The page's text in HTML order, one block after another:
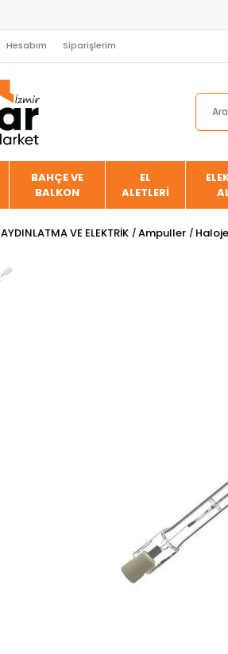
Hesabım Siparişlerim
BAHÇE VE
BALKON
EL
ALETLERİ
AYDINLATMA VE ELEKTRİK Ampuller